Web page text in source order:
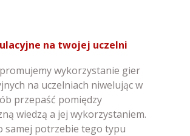
na twojej uczelni
wykorzystanie gier
na uczelniach niwelując w
przepaść pomiędzy
wiedzą a jej wykorzystaniem.
samej potrzebie tego typu